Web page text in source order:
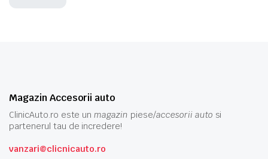
Magazin Accesorii auto
ClinicAuto.ro este unmagazin piese/accesorii auto si
partenerul tau de incredere!
vanzari@clicnicauto.ro